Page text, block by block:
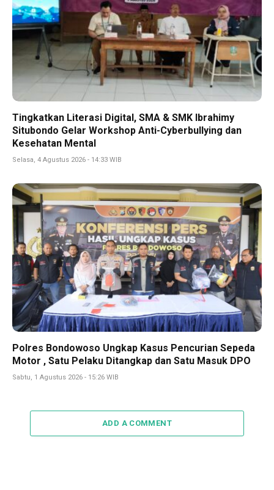
Tingkatkan Literasi Digital, SMA & SMK Ibrahimy
Situbondo Gelar Workshop Anti-Cyberbullying dan
Kesehatan Mental
Selasa, 4 Agustus 2026 - 14:33 WIB
Polres Bondowoso Ungkap Kasus Pencurian Sepeda
Motor , Satu Pelaku Ditangkap dan Satu Masuk DPO
Sabtu, 1 Agustus 2026 - 15:26 WIB
ADD A COMMENT